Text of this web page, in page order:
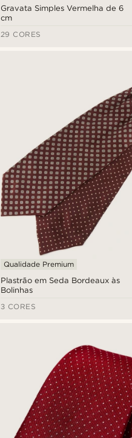
Gravata Simples Vermelha de 6
cm
29 CORES
Plastrão em Seda Bordeaux às
Bolinhas
Qualidade Premium
3 CORES